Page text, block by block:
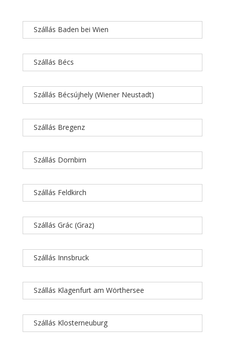
Szállás Baden bei Wien
Szállás Bécs
Szállás Bécsújhely (Wiener Neustadt)
Szállás Bregenz
Szállás Dornbirn
Szállás Feldkirch
Szállás Grác (Graz)
Szállás Innsbruck
Szállás Klagenfurt am Wörthersee
Szállás Klosterneuburg